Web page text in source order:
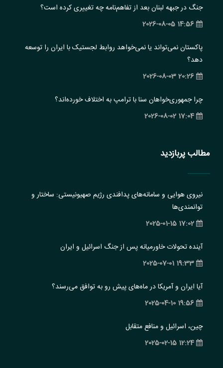
جنگ در جبهه لبنان بعد از تفاهم‌نامه چه تغییری کرده است؟
14:56 2026-08-05
پاکستان نمی‌تواند یا نمی‌خواهد روابط لجستیک با ایران را توسعه
دهد؟
20:26 2026-08-03
چرا جمهوری‌خواهان سنا با ترامپ به اختلاف خورده‌اند؟
17:04 2026-08-02
مطالب پربازدید
نیروی هوایی و سامانه‌های پدافندی رژیم صهیونیستی: ساختار و
‏توانمندی‌ها
17:02 2025-01-15
آینده تحولات خاورمیانه پس از جنگ اسرائیل و ایران
19:33 2025-07-01
آیا ایران و آمریکا در ماه‌های پیش رو به توافق می‌رسند؟
19:56 2025-04-10
چین، اسرائیل و منافع متقابل
12:24 2025-02-15